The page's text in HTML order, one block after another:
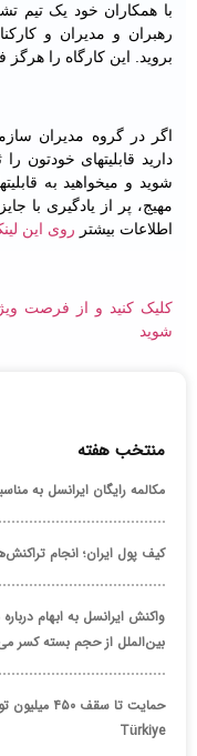
با همکاران خود یک تیم
رهبران و مدیران و
بروید. این کارگاه را هرگز
اگر در گروه مدیران
دارید قابلیتهای خودتون
شوید و میخواهید به
مهیج، پر از یادگیری با
اطلاعات بیشتر روی این
کلیک کنید و از فرصت
شوید
منتخب هفته
مکالمه رایگان ایرانسل به
کیف پول ایران؛ انجام
واکنش ایرانسل به ابهام
بین‌الملل از حجم بسته کسر
Türkiye